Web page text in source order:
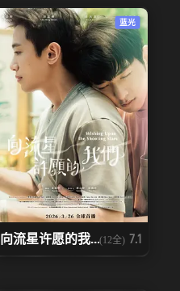
蓝光
向流星许愿的我...(12全) 7.1